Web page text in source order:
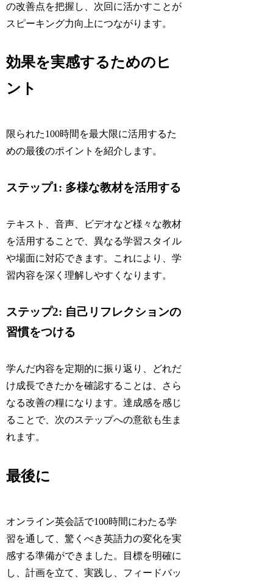
の改善点を把握し、次回に活かすことが
スピーキング力向上につながります。
効果を実感するためのヒ
ント
限られた100時間を最大限に活用するた
めの最後のポイントを紹介します。
ステップ1: 多様な教材を活用する
テキスト、音声、ビデオなど様々な教材
を活用することで、異なる学習スタイル
や場面に対応できます。これにより、学
習内容を深く理解しやすくなります。
ステップ2: 自己リフレクションの
習慣をつける
学んだ内容を定期的に振り返り、どれだ
け成長できたかを確認することは、さら
なる改善の糧になります。達成感を感じ
ることで、次のステップへの意欲も生ま
れます。
最後に
オンライン英会話で100時間にわたる学
習を通して、驚くべき英語力の変化を実
感する準備ができました。目標を明確に
し、計画を立て、実践し、フィードバッ